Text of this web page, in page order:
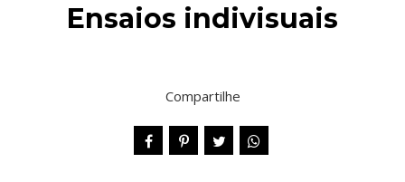
Ensaios indivisuais
Compartilhe